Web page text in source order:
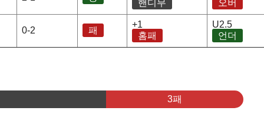
핸디무 오버
0-2 패
+1
홈패
U2.5
언더
3패